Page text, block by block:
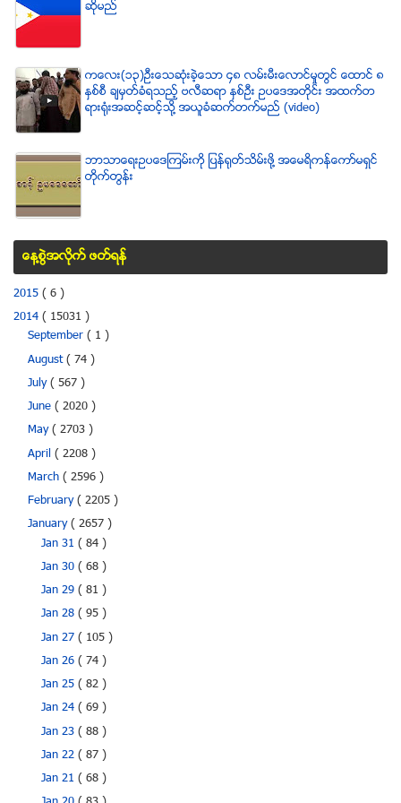
ဆိုမည္
ကေလး(၁၃)ဦးေသဆံုးခဲ့ေသာ ၄၈ လမ္းမီးေလာင္မႈတြင္ ေထာင္ ၈
ႏွစ္စီ ခ်မွတ္ခံရသည့္ ဗလီဆရာ ႏွစ္ဦး ဥပေဒအတိုင္း အထက္တ
ရားရံုးအဆင့္ဆင့္သို႔ အယူခံဆက္တက္မည္ (video)
ဘာသာေရးဥပေဒၾကမ္းကို ျပန္ရုတ္သိမ္းဖို႔ အေမရိကန္ေကာ္မရွင္
တိုက္တြန္း
ေန႔စြဲအလိုက္ ဖတ္ရန္
2015 ( 6 )
2014 ( 15031 )
September ( 1 )
August( 74 )
July( 567 )
June ( 2020 )
May( 2703 )
April ( 2208 )
March ( 2596 )
February( 2205 )
January( 2657 )
Jan 31( 84 )
Jan 30( 68 )
Jan 29( 81 )
Jan 28( 95 )
Jan 27( 105 )
Jan 26( 74 )
Jan 25( 82 )
Jan 24( 69 )
Jan 23( 88 )
Jan 22( 87 )
Jan 21( 68 )